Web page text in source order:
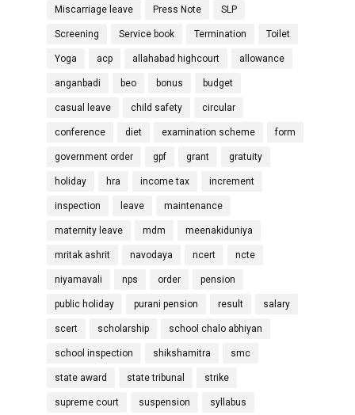
Miscarriage leave Press Note SLP
Screening Service book Termination Toilet
Yoga acp allahabad highcourt allowance
anganbadi beo bonus budget
casual leave child safety circular
conference diet examination scheme form
government order gpf grant gratuity
holiday hra income tax increment
inspection leave maintenance
maternity leave mdm meenakiduniya
mritak ashrit navodaya ncert ncte
niyamavali nps order pension
public holiday purani pension result salary
scert scholarship school chalo abhiyan
school inspection shikshamitra smc
state award state tribunal strike
supreme court suspension syllabus